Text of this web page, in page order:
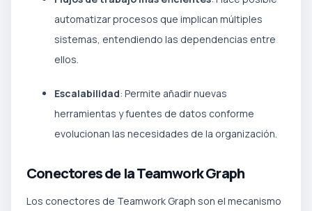
automatizar procesos que implican múltiples
sistemas, entendiendo las dependencias entre
ellos.
Escalabilidad: Permite añadir nuevas
herramientas y fuentes de datos conforme
evolucionan las necesidades de la organización.
Conectores de la Teamwork Graph
Los conectores de Teamwork Graph son el mecanismo